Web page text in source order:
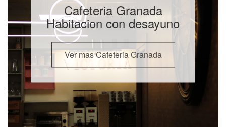
Cafeteria Granada
Habitacion con desayuno
Ver mas Cafeteria Granada